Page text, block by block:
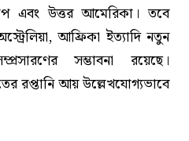
এবং উত্তর আমেরিকা। তবে
আফ্রিকা ইত্যাদি নতুন
সম্ভাবনা রয়েছে।
রপ্তানি আয় উল্লেখযোগ্যভাবে